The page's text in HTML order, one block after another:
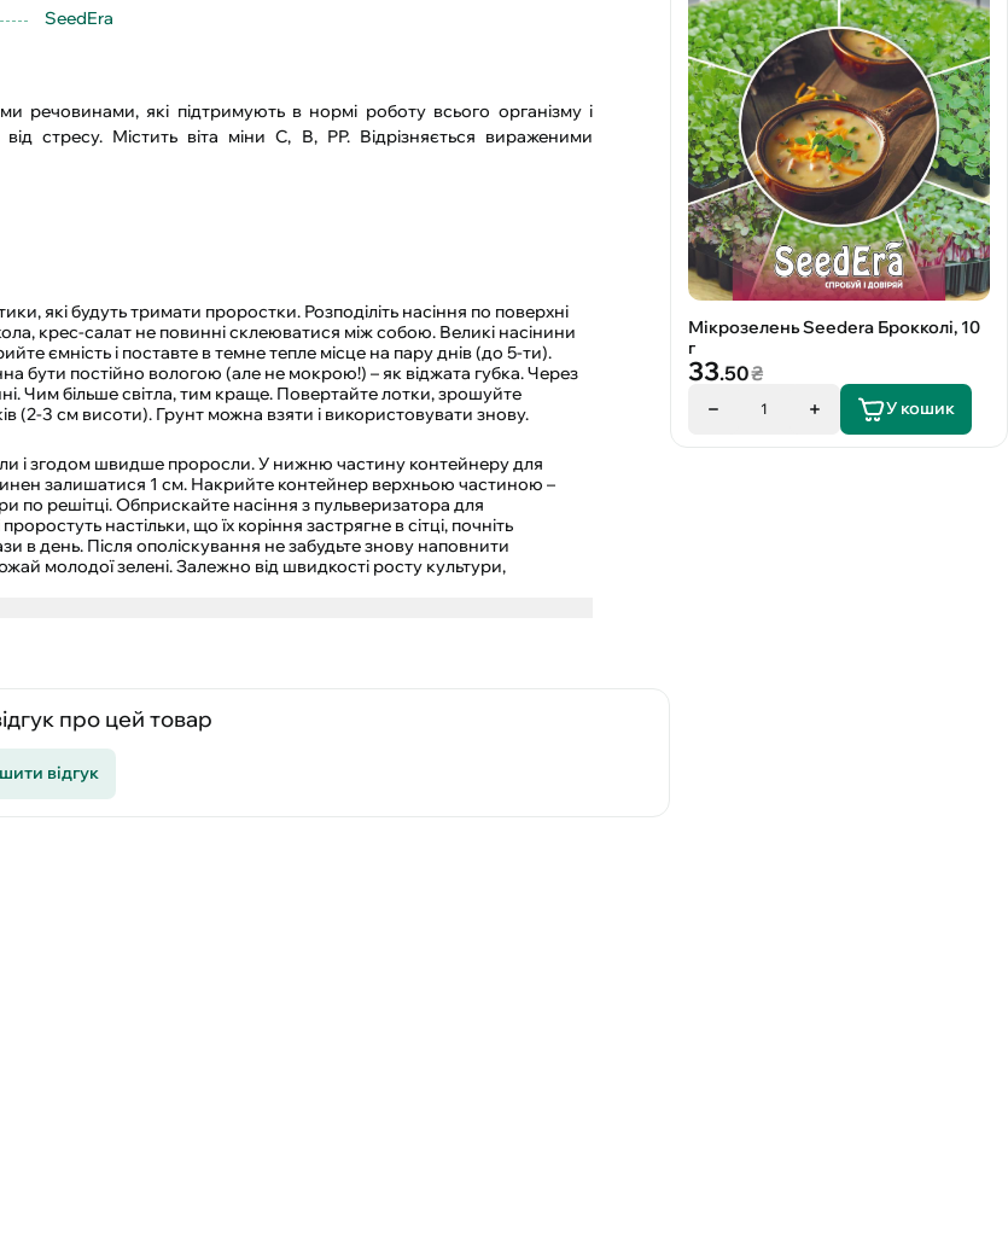
SeedEra
речовинами, які підтримують в нормі роботу всього організму і
стресу. Містить віта міни С, В, РР. Відрізняється вираженими
які будуть тримати проростки. Розподіліть насіння по поверхні
крес-салат не повинні склеюватися між собою. Великі насінини
ємність і поставте в темне тепле місце на пару днів (до 5-ти).
бути постійно вологою (але не мокрою!) – як віджата губка. Через
Чим більше світла, тим краще. Повертайте лотки, зрошуйте
(2-3 см висоти). Грунт можна взяти і використовувати знову.
і згодом швидше проросли. У нижню частину контейнеру для
залишатися 1 см. Накрийте контейнер верхньою частиною –
по решітці. Обприскайте насіння з пульверизатора для
настільки, що їх коріння застрягне в сітці, почніть
в день. Після ополіскування не забудьте знову наповнити
молодої зелені. Залежно від швидкості росту культури,
про цей товар
відгук
Мікрозелень Seedеra Брокколі, 10
г
33.50₴
1 У кошик